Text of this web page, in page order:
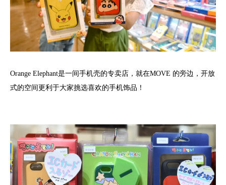
Orange Elephant是一间手机壳的专卖店，就在MOVE 的旁边，开放
式的空间更利于大家挑选喜欢的手机饰品！